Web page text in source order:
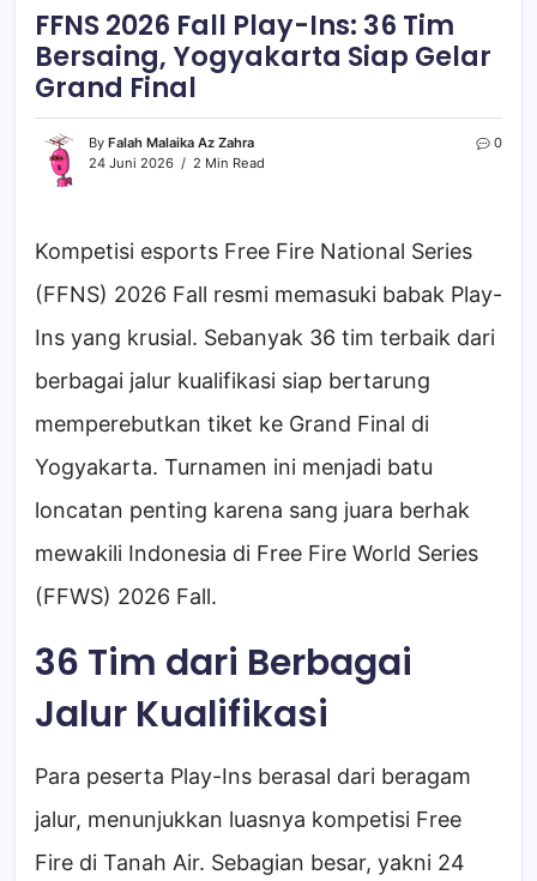
FFNS 2026 Fall Play-Ins: 36 Tim
Bersaing, Yogyakarta Siap Gelar
Grand Final
By Falah Malaika Az Zahra
24 Juni 2026
2 Min Read
0
Kompetisi esports Free Fire National Series
(FFNS) 2026 Fall resmi memasuki babak Play-
Ins yang krusial. Sebanyak 36 tim terbaik dari
berbagai jalur kualifikasi siap bertarung
memperebutkan tiket ke Grand Final di
Yogyakarta. Turnamen ini menjadi batu
loncatan penting karena sang juara berhak
mewakili Indonesia di Free Fire World Series
(FFWS) 2026 Fall.
36 Tim dari Berbagai
Jalur Kualifikasi
Para peserta Play-Ins berasal dari beragam
jalur, menunjukkan luasnya kompetisi Free
Fire di Tanah Air. Sebagian besar, yakni 24